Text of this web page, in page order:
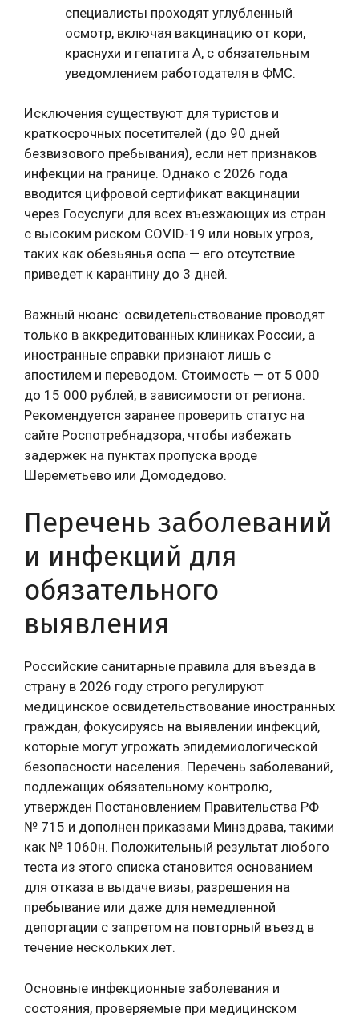
специалисты проходят углубленный
осмотр, включая вакцинацию от кори,
краснухи и гепатита A, с обязательным
уведомлением работодателя в ФМС.
Исключения существуют для туристов и
краткосрочных посетителей (до 90 дней
безвизового пребывания), если нет признаков
инфекции на границе. Однако с 2026 года
вводится цифровой сертификат вакцинации
через Госуслуги для всех въезжающих из стран
с высоким риском COVID-19 или новых угроз,
таких как обезьянья оспа — его отсутствие
приведет к карантину до 3 дней.
Важный нюанс: освидетельствование проводят
только в аккредитованных клиниках России, а
иностранные справки признают лишь с
апостилем и переводом. Стоимость — от 5 000
до 15 000 рублей, в зависимости от региона.
Рекомендуется заранее проверить статус на
сайте Роспотребнадзора, чтобы избежать
задержек на пунктах пропуска вроде
Шереметьево или Домодедово.
Перечень заболеваний
и инфекций для
обязательного
выявления
Российские санитарные правила для въезда в
страну в 2026 году строго регулируют
медицинское освидетельствование иностранных
граждан, фокусируясь на выявлении инфекций,
которые могут угрожать эпидемиологической
безопасности населения. Перечень заболеваний,
подлежащих обязательному контролю,
утвержден Постановлением Правительства РФ
№ 715 и дополнен приказами Минздрава, такими
как № 1060н. Положительный результат любого
теста из этого списка становится основанием
для отказа в выдаче визы, разрешения на
пребывание или даже для немедленной
депортации с запретом на повторный въезд в
течение нескольких лет.
Основные инфекционные заболевания и
состояния, проверяемые при медицинском